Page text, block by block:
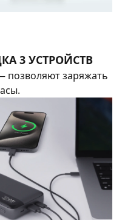
3 УСТРОЙСТВ
позволяют заряжать